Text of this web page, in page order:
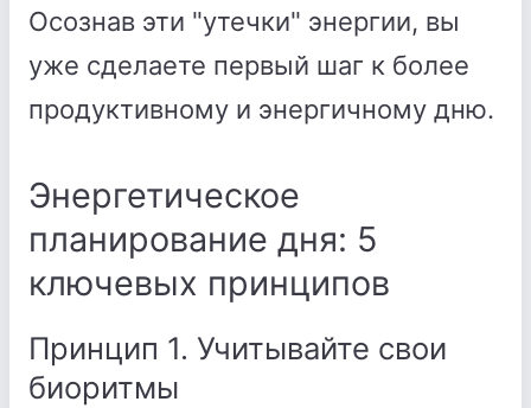
Осознав эти "утечки" энергии, вы
уже сделаете первый шаг к более
продуктивному и энергичному дню.
Энергетическое
планирование дня: 5
ключевых принципов
Принцип 1. Учитывайте свои
биоритмы